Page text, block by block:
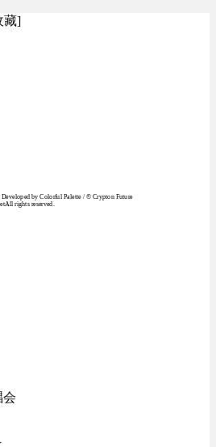
藏]
by Colorful Palette / © Crypton Future
rights reserved.
会